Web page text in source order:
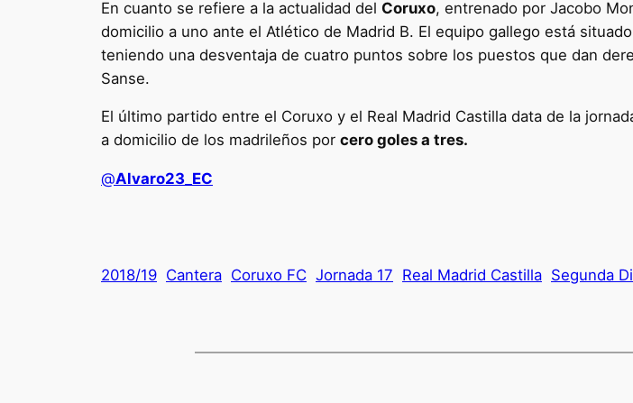
En cuanto se refiere a la actualidad del Coruxo, entrenado por Jacobo
domicilio a uno ante el Atlético de Madrid B. El equipo gallego está
teniendo una desventaja de cuatro puntos sobre los puestos que dan
Sanse.
El último partido entre el Coruxo y el Real Madrid Castilla data de la
a domicilio de los madrileños por cero goles a tres.
@Alvaro23_EC
2018/19 Cantera Coruxo FC Jornada 17 Real Madrid Castilla Segunda